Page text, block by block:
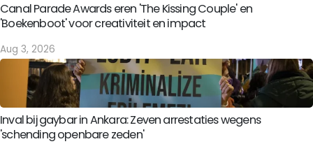
Canal Parade Awards eren 'The Kissing Couple' en
'Boekenboot' voor creativiteit en impact
Aug 3, 2026
Inval bij gaybar in Ankara: Zeven arrestaties wegens
'schending openbare zeden'